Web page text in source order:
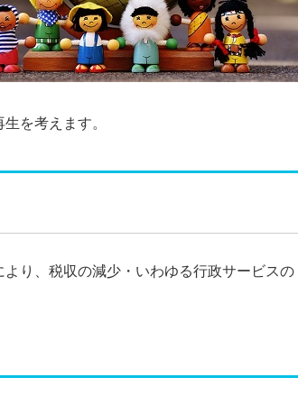
を考えます。
り、税収の減少・いわゆる行政サービスの